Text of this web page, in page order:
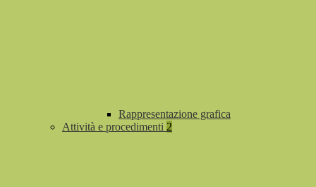
Rappresentazione grafica
Attività e procedimenti 2